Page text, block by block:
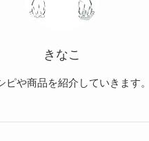
きなこ
ピや商品を紹介していきます。